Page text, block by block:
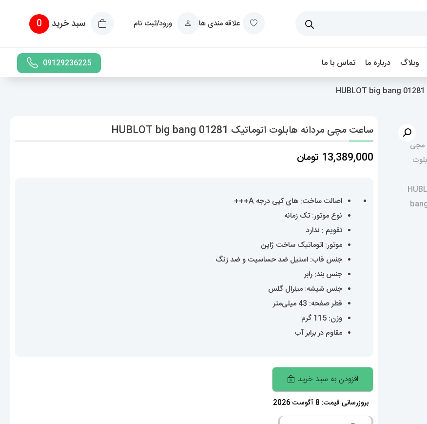
علاقه مندی ها ورود/ثبت نام سبد خرید 0
وبلاگ درباره ما تماس با ما 09129236225
ساعت مچی مردانه هابلوت اتوماتیک HUBLOT big bang 01281
13,389,000 تومان
اصالت ساخت: های کپی درجه A+++
نوع موتور: تک زمانه
تقویم : ندارد
موتور: اتوماتیک ساخت ژاپن
جنس قاب: استیل ضد حساسیت و ضد زنگ
جنس بند: رابر
جنس شیشه: مینرال گلس
قطر صفحه: 43 میلی‌متر
وزن: 115 گرم
مقاوم در برابر آب
ساعت
مچی
مردانه
هابلوت
افزودن به سبد خرید
بروزرسانی قیمت: 8 آگوست 2026